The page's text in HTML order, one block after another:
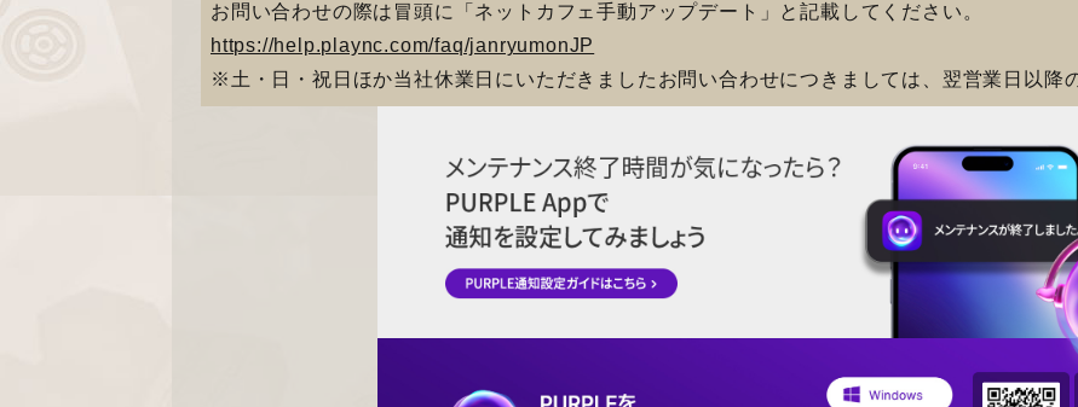
お問い合わせの際は冒頭に「ネットカフェ手動アップデート」と記載してください。
https://help.plaync.com/faq/janryumonJP
※土・日・祝日ほか当社休業日にいただきましたお問い合わせにつきましては、翌営業日以降